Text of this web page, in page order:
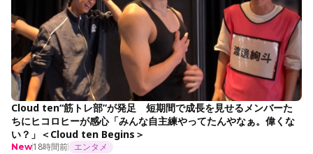
Cloud ten“筋トレ部”が発足 短期間で成長を見せるメンバーた
ちにヒコロヒーが感心「みんな自主練やってたんやなぁ。偉くな
い？」＜Cloud ten Begins＞
New18時間前 エンタメ